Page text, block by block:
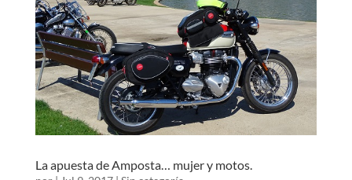
La apuesta de Amposta… mujer y motos.